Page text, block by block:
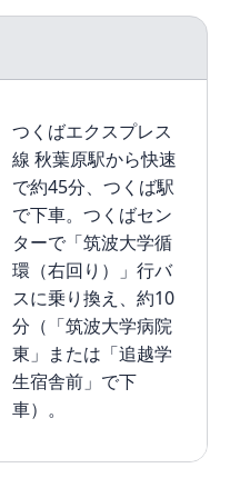
つくばエクスプレス
線 秋葉原駅から快速
で約45分、つくば駅
で下車。つくばセン
ターで「筑波大学循
環（右回り）」行バ
スに乗り換え、約10
分（「筑波大学病院
東」または「追越学
生宿舎前」で下
車）。